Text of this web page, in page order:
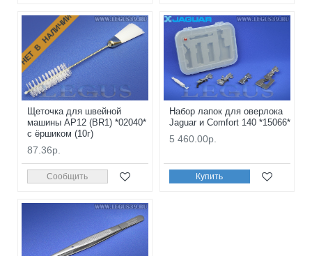
НЕТ В НАЛИЧИИ
Щеточка для швейной
машины AP12 (BR1) *02040*
с ёршиком (10г)
87.36р.
Сообщить
Набор лапок для оверлока
Jaguar и Comfort 140 *15066*
5 460.00р.
Купить